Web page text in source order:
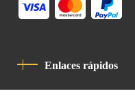
Enlaces rápidos